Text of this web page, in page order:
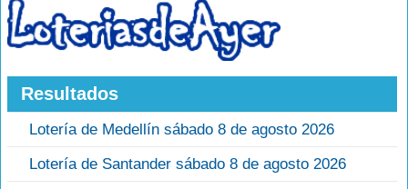
Resultados
Lotería de Medellín sábado 8 de agosto 2026
Lotería de Santander sábado 8 de agosto 2026